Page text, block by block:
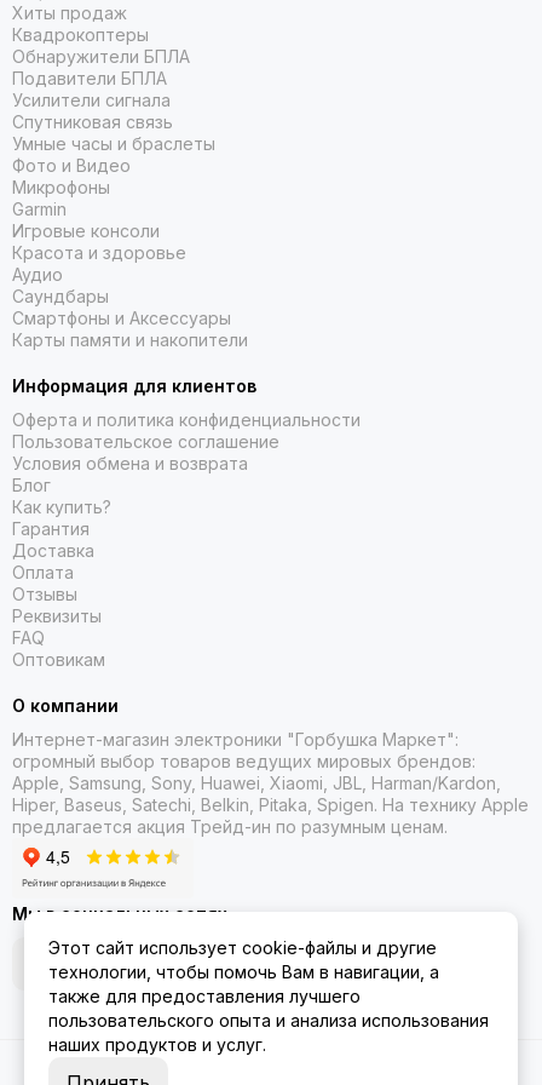
тепловизорная камера с разрешением 640 × 512,
осуществляющая измерение температуры, создающая
цветовые палитры и изотермы.
Общее время полета достигает 45 минут, чего
достаточно для облета территории до двух квадратных
километров.
Режим интеллектуального слежения и трехосевой
подвес снижают возникновение помех при передаче
картинки.
Использование системы O3 Enterprise гарантирует
стабильную передачу сигнала.
Опция автоматического возврата к точке старта при
потере сигнала или снижении заряда батареи питания.
вмятин и надежно предохраняет внутренние рабочие
узлы от повреждений.
Высокая пылеустойчивость и влагонепроницаемость
допускают эксплуатацию летательного аппарата при
неблагоприятных погодных условиях.
Дистанционный пульт управления с широким дисплеем
позволяет установить дополнительную подставку для
установки смартфона.
Громкоговоритель удобен при проведении охранных или
поисково-спасательных операций.
Продуманная конструкция уменьшает время сборки и
Простота технического обслуживания и
ремонтопригодность значительно увеличивают общий
срок эксплуатации летательного аппарата.
Хиты продаж
Квадрокоптеры
Обнаружители БПЛА
Подавители БПЛА
Усилители сигнала
Спутниковая связь
Умные часы и браслеты
Фото и Видео
Микрофоны
Garmin
Игровые консоли
Красота и здоровье
Аудио
Саундбары
Смартфоны и Аксессуары
Карты памяти и накопители
Информация для клиентов
Оферта и политика конфиденциальности
Пользовательское соглашение
Условия обмена и возврата
Блог
Как купить?
Гарантия
Доставка
Оплата
Отзывы
Реквизиты
FAQ
Оптовикам
О компании
Интернет-магазин электроники "Горбушка Маркет":
огромный выбор товаров ведущих мировых брендов:
Apple, Samsung, Sony, Huawei, Xiaomi, JBL, Harman/Kardon,
Hiper, Baseus, Satechi, Belkin, Pitaka, Spigen. На технику Apple
предлагается акция Трейд-ин по разумным ценам.
Мы в социальных сетях
2026 © Gorbushka Market.
Этот сайт использует cookie-файлы и другие
технологии, чтобы помочь Вам в навигации, а
также для предоставления лучшего
пользовательского опыта и анализа использования
наших продуктов и услуг.